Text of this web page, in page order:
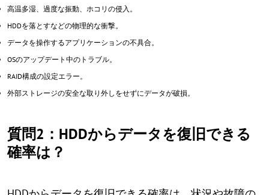
高温多湿、過度な振動、ホコリの侵入。
HDDを落とすなどの物理的な衝撃。
データを操作するアプリケーションの不具合。
OSのアップデート中のトラブル。
RAID構成の設定エラー。
外部ストレージの安全な取り外しをせずにデータが破損。
質問2：HDDからデータを復旧できる
確率は？